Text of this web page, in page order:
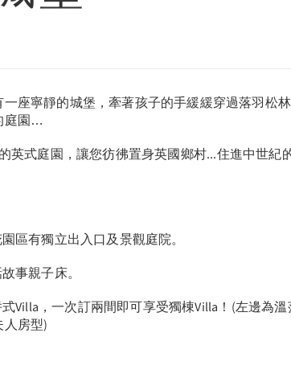
座寧靜的城堡，牽著孩子的手緩緩穿過落羽松
庭園…
英式庭園，讓您彷彿置身英國鄉村...住進中世紀
區有獨立出入口及景觀庭院。
事親子床。
Villa，一次訂兩間即可享受獨棟Villa！(左邊為
人房型)